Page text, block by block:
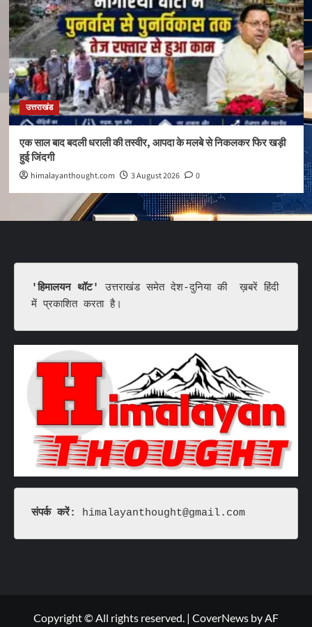
उत्तराखंड
एक साल बाद बदली धराली की तस्वीर, आपदा के मलबे से निकलकर फिर खड़ी
हुई जिंदगी
himalayanthought.com 3 August 2026 0
'हिमालयन थॉट'
उत्तराखंड समेत देश-दुनिया की  ख़बरें हिंदी
में प्रकाशित करता है।
संपर्क करें: himalayanthought@gmail.com
Copyright © All rights reserved. | CoverNews by AF